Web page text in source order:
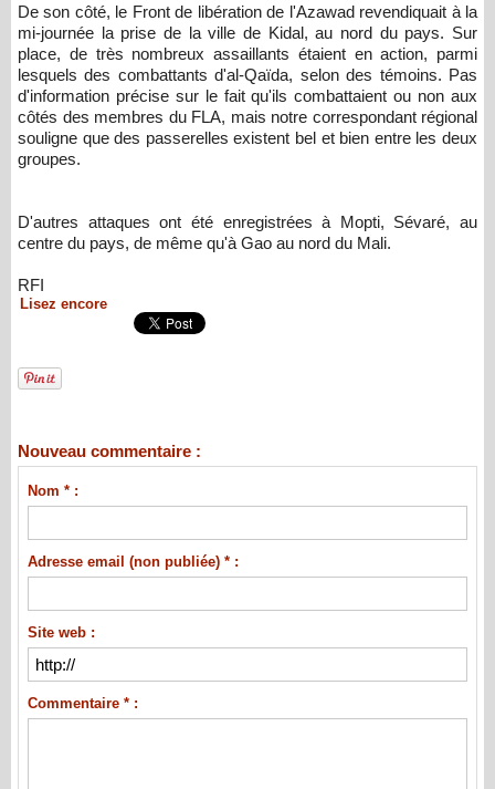
De son côté, le Front de libération de l'Azawad revendiquait à la
mi-journée la prise de la ville de Kidal, au nord du pays. Sur
place, de très nombreux assaillants étaient en action, parmi
lesquels des combattants d'al-Qaïda, selon des témoins. Pas
d'information précise sur le fait qu'ils combattaient ou non aux
côtés des membres du FLA, mais notre correspondant régional
souligne que des passerelles existent bel et bien entre les deux
groupes.
D'autres attaques ont été enregistrées à Mopti, Sévaré, au
centre du pays, de même qu'à Gao au nord du Mali.
RFI
Lisez encore
Nouveau commentaire :
Nom * :
Adresse email (non publiée) * :
Site web :
Commentaire * :